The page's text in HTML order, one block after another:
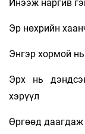
Инээж наргив
Эр нөхрийн
Энгэр хормой
Эрх нь
хэрүүл
Өргөөд даагдаж